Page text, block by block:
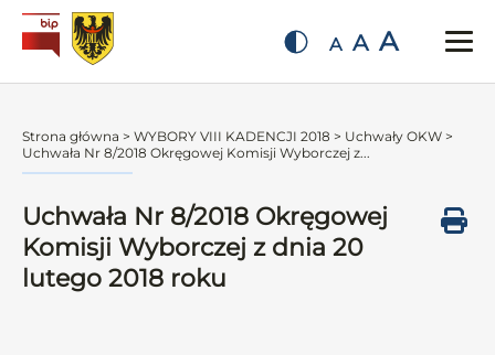
A A A
Strona główna > WYBORY VIII KADENCJI 2018 > Uchwały OKW >
Uchwała Nr 8/2018 Okręgowej Komisji Wyborczej z...
Uchwała Nr 8/2018 Okręgowej
Komisji Wyborczej z dnia 20
lutego 2018 roku